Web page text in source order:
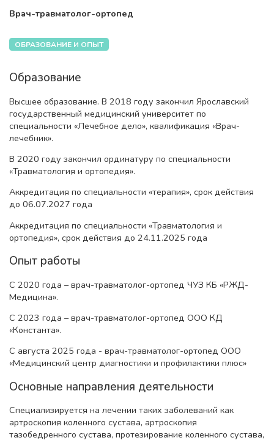
Врач-травматолог-ортопед
ОБРАЗОВАНИЕ И ОПЫТ
Образование
Высшее образование. В 2018 году закончил Ярославский
государственный медицинский университет по
специальности «Лечебное дело», квалификация «Врач-
лечебник».
В 2020 году закончил ординатуру по специальности
«Травматология и ортопедия».
Аккредитация по специальности «терапия», срок действия
до 06.07.2027 года
Аккредитация по специальности «Травматология и
ортопедия», срок действия до 24.11.2025 года
Опыт работы
С 2020 года – врач-травматолог-ортопед ЧУЗ КБ «РЖД-
Медицина».
С 2023 года – врач-травматолог-ортопед ООО КД
«Константа».
С августа 2025 года - врач-травматолог-ортопед ООО
«Медицинский центр диагностики и профилактики плюс»
Основные направления деятельности
Специализируется на лечении таких заболеваний как
артроскопия коленного сустава, ⁠артроскопия
тазобедренного сустава, протезирование коленного сустава,